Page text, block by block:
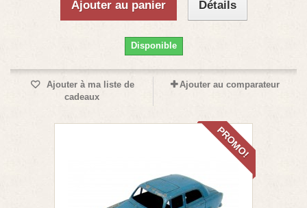
Ajouter au panier Détails
Disponible
Ajouter à ma liste de
cadeaux
Ajouter au comparateur
PROMO!